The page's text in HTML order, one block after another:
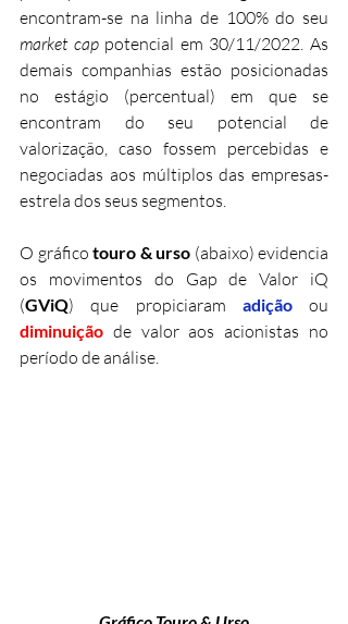
market cap potencial em 30/11/2022. As
demais companhias estão posicionadas
no estágio (percentual) em que se
encontram do seu potencial de
valorização, caso fossem percebidas e
negociadas aos múltiplos das empresas-
estrela dos seus segmentos.
O gráfico touro & urso (abaixo) evidencia
os movimentos do Gap de Valor iQ
(GViQ) que propiciaram adição
diminuição de valor aos acionistas no
período de análise.